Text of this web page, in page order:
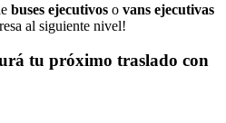
buses ejecutivos o vans ejecutivas
al siguiente nivel!
tu próximo traslado con